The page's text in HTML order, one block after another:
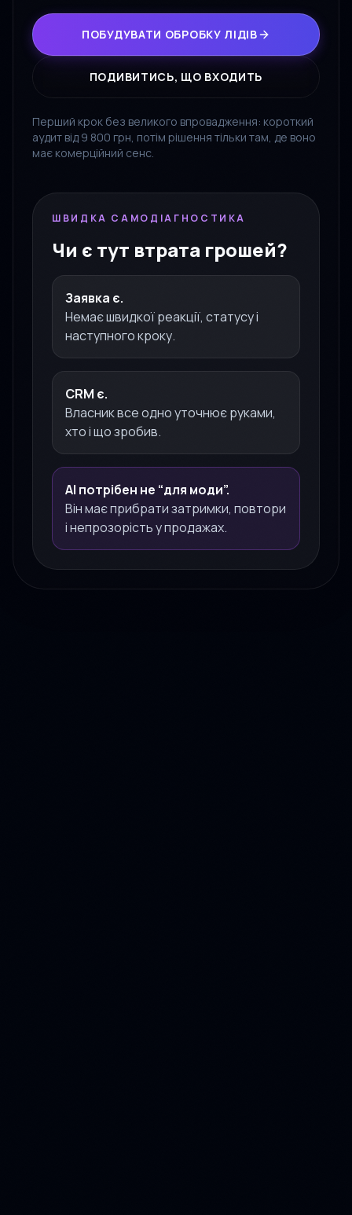
Перший крок без великого впровадження: короткий
аудит від 9 800 грн, потім рішення тільки там, де воно
має комерційний сенс.
Чи є тут втрата грошей?
Заявка є.
Немає швидкої реакції, статусу і
наступного кроку.
CRM є.
Власник все одно уточнює руками,
хто і що зробив.
AI потрібен не “для моди”.
Він має прибрати затримки, повтори
і непрозорість у продажах.